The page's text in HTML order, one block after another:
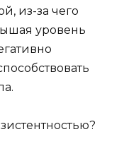
из-за чего
уровень